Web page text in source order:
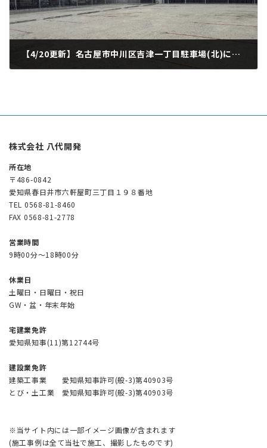
【4/20更新】名古屋市中川区吉津一丁目駐車場(北)について
株式会社 八代開発
所在地
〒486-0842
愛知県春日井市六軒屋町三丁目１９８番地
TEL 0568-81-8460
FAX 0568-81-2778
営業時間
9時00分～18時00分
休業日
土曜日・日曜日・祝日
GW・盆・年末年始
宅建業免許
愛知県知事(11)第12744号
建設業免許
建築工事業 愛知県知事許可(般-3)第40903号
とび・土工業 愛知県知事許可(般-3)第40903号
※当サイト内には一部イメージ画像が含まれます
(施工事例は全て当社で施工、撮影したものです)